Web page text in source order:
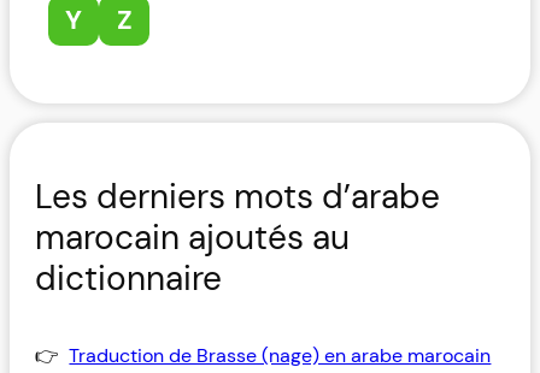
Y
Z
Les derniers mots d’arabe
marocain ajoutés au
dictionnaire
Traduction de Brasse (nage) en arabe marocain